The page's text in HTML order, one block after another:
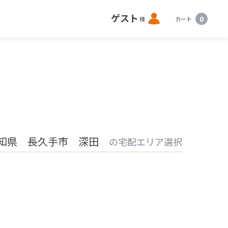
ゲスト 様 ロ
グ
カート 0
県 長久手市 深田 の宅配エリア選択